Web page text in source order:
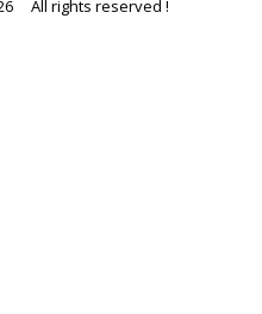
All rights reserved !